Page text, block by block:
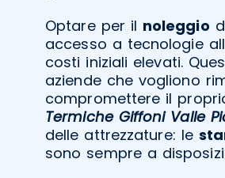
Optare per il noleggio
accesso a tecnologie
costi iniziali elevati.
aziende che vogliono
compromettere il
Termiche Giffoni Valle
delle attrezzature: le
sono sempre a